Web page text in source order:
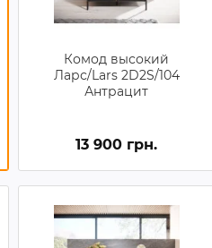
Комод высокий
Ларс/Lars 2D2S/104
Антрацит
13 900 грн.